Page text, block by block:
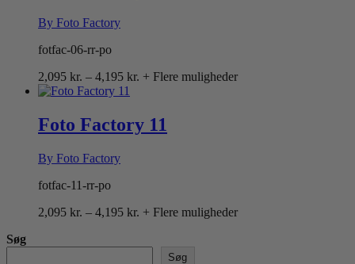
By Foto Factory
fotfac-06-rr-po
2,095 kr. – 4,195 kr. Prisinterval:
4,195 kr.
+ Flere muligheder
Foto Factory 11
By Foto Factory
fotfac-11-rr-po
2,095 kr. – 4,195 kr. Prisinterval:
4,195 kr.
+ Flere muligheder
Søg
Søg